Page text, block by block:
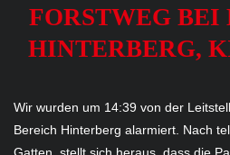
FORSTWEG
HINTERBERG,
Wir wurden um 14:39 von der
Bereich Hinterberg alarmiert. Nach